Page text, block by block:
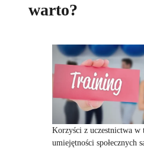
warto?
Korzyści z uczestnictwa w
umiejętności społecznych